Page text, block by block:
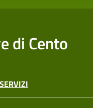
di Cento
SERVIZI